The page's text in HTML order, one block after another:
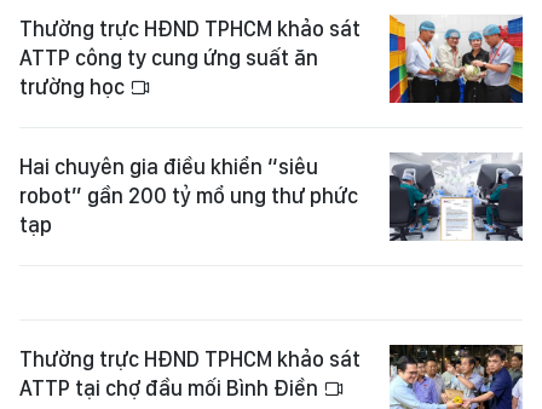
Thường trực HĐND TPHCM khảo sát
ATTP công ty cung ứng suất ăn
trường học
Hai chuyên gia điều khiển “siêu
robot” gần 200 tỷ mổ ung thư phức
tạp
Thường trực HĐND TPHCM khảo sát
ATTP tại chợ đầu mối Bình Điền